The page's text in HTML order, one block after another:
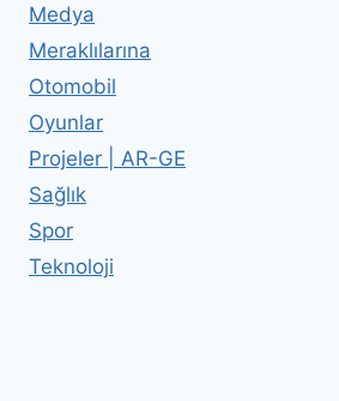
Medya
Meraklılarına
Otomobil
Oyunlar
Projeler | AR-GE
Sağlık
Spor
Teknoloji